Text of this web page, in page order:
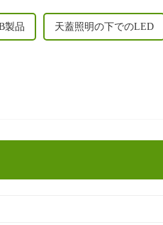
製品 天蓋照明の下でのLED